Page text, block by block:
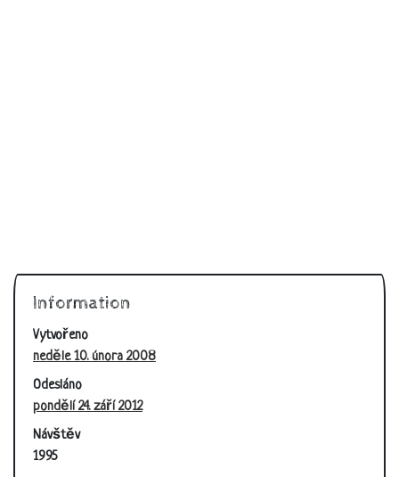
Information
Vytvořeno
neděle 10. února 2008
Odesláno
pondělí 24. září 2012
Návštěv
1995